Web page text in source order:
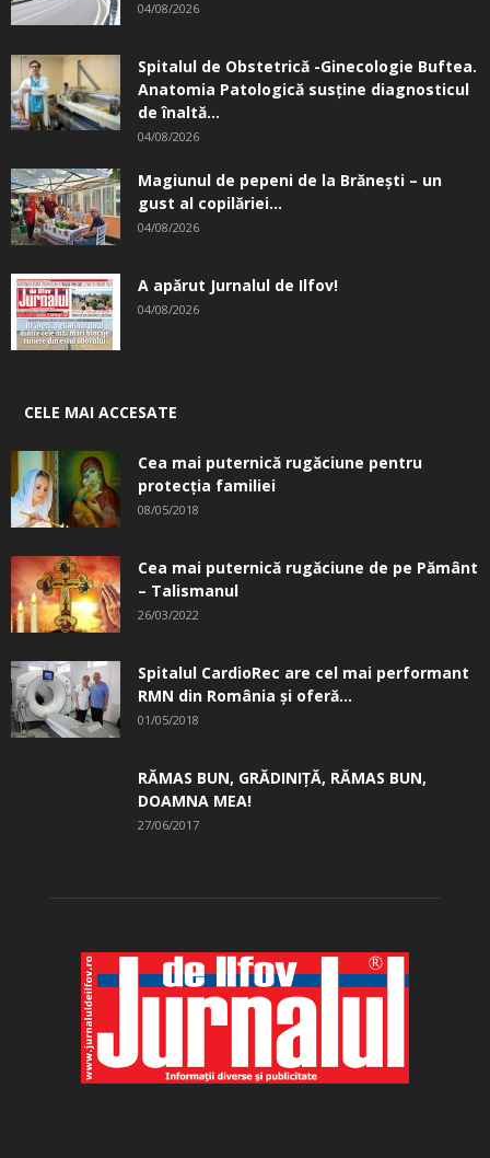
04/08/2026
Spitalul de Obstetrică -Ginecologie Buftea.
Anatomia Patologică susţine diagnosticul
de înaltă...
04/08/2026
Magiunul de pepeni de la Brăneşti – un
gust al copilăriei...
04/08/2026
A apărut Jurnalul de Ilfov!
04/08/2026
CELE MAI ACCESATE
Cea mai puternică rugăciune pentru
protecția familiei
08/05/2018
Cea mai puternică rugăciune de pe Pământ
– Talismanul
26/03/2022
Spitalul CardioRec are cel mai performant
RMN din România și oferă...
01/05/2018
RĂMAS BUN, GRĂDINIŢĂ, ­RĂMAS BUN,
DOAMNA MEA!
27/06/2017